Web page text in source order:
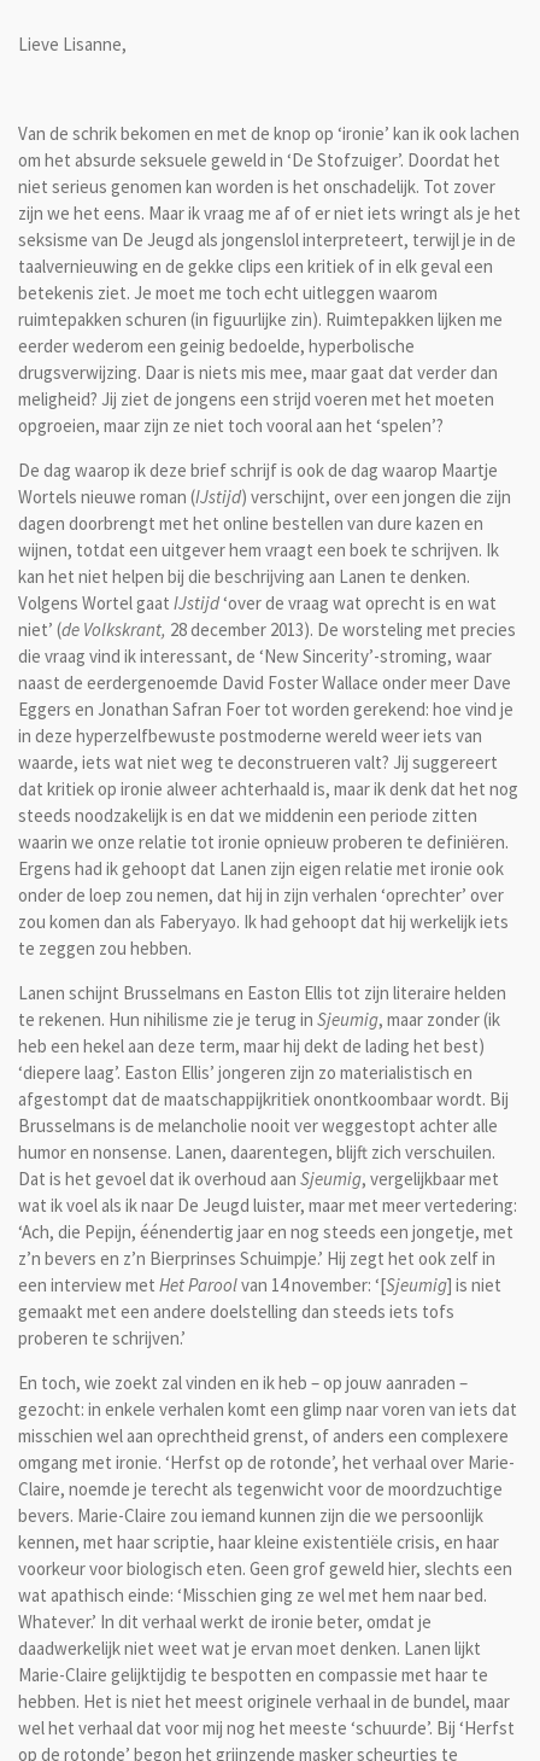
Lieve Lisanne,
Van de schrik bekomen en met de knop op ‘ironie’ kan ik ook lachen
om het absurde seksuele geweld in ‘De Stofzuiger’. Doordat het
niet serieus genomen kan worden is het onschadelijk. Tot zover
zijn we het eens. Maar ik vraag me af of er niet iets wringt als je het
seksisme van De Jeugd als jongenslol interpreteert, terwijl je in de
taalvernieuwing en de gekke clips een kritiek of in elk geval een
betekenis ziet. Je moet me toch echt uitleggen waarom
ruimtepakken schuren (in figuurlijke zin). Ruimtepakken lijken me
eerder wederom een geinig bedoelde, hyperbolische
drugsverwijzing. Daar is niets mis mee, maar gaat dat verder dan
meligheid? Jij ziet de jongens een strijd voeren met het moeten
opgroeien, maar zijn ze niet toch vooral aan het ‘spelen’?
De dag waarop ik deze brief schrijf is ook de dag waarop Maartje
Wortels nieuwe roman (IJstijd) verschijnt, over een jongen die zijn
dagen doorbrengt met het online bestellen van dure kazen en
wijnen, totdat een uitgever hem vraagt een boek te schrijven. Ik
kan het niet helpen bij die beschrijving aan Lanen te denken.
Volgens Wortel gaat IJstijd ‘over de vraag wat oprecht is en wat
niet’ (de Volkskrant, 28 december 2013). De worsteling met precies
die vraag vind ik interessant, de ‘New Sincerity’-stroming, waar
naast de eerdergenoemde David Foster Wallace onder meer Dave
Eggers en Jonathan Safran Foer tot worden gerekend: hoe vind je
in deze hyperzelfbewuste postmoderne wereld weer iets van
waarde, iets wat niet weg te deconstrueren valt? Jij suggereert
dat kritiek op ironie alweer achterhaald is, maar ik denk dat het nog
steeds noodzakelijk is en dat we middenin een periode zitten
waarin we onze relatie tot ironie opnieuw proberen te definiëren.
Ergens had ik gehoopt dat Lanen zijn eigen relatie met ironie ook
onder de loep zou nemen, dat hij in zijn verhalen ‘oprechter’ over
zou komen dan als Faberyayo. Ik had gehoopt dat hij werkelijk iets
te zeggen zou hebben.
Lanen schijnt Brusselmans en Easton Ellis tot zijn literaire helden
te rekenen. Hun nihilisme zie je terug in Sjeumig, maar zonder (ik
heb een hekel aan deze term, maar hij dekt de lading het best)
‘diepere laag’. Easton Ellis’ jongeren zijn zo materialistisch en
afgestompt dat de maatschappijkritiek onontkoombaar wordt. Bij
Brusselmans is de melancholie nooit ver weggestopt achter alle
humor en nonsense. Lanen, daarentegen, blijft zich verschuilen.
Dat is het gevoel dat ik overhoud aan Sjeumig, vergelijkbaar met
wat ik voel als ik naar De Jeugd luister, maar met meer vertedering:
‘Ach, die Pepijn, éénendertig jaar en nog steeds een jongetje, met
z’n bevers en z’n Bierprinses Schuimpje.’ Hij zegt het ook zelf in
een interview met Het Paroolvan 14 november: ‘[Sjeumig] is niet
gemaakt met een andere doelstelling dan steeds iets tofs
proberen te schrijven.’
En toch, wie zoekt zal vinden en ik heb – op jouw aanraden –
gezocht: in enkele verhalen komt een glimp naar voren van iets dat
misschien wel aan oprechtheid grenst, of anders een complexere
omgang met ironie. ‘Herfst op de rotonde’, het verhaal over Marie-
Claire, noemde je terecht als tegenwicht voor de moordzuchtige
bevers. Marie-Claire zou iemand kunnen zijn die we persoonlijk
kennen, met haar scriptie, haar kleine existentiële crisis, en haar
voorkeur voor biologisch eten. Geen grof geweld hier, slechts een
wat apathisch einde: ‘Misschien ging ze wel met hem naar bed.
Whatever.’ In dit verhaal werkt de ironie beter, omdat je
daadwerkelijk niet weet wat je ervan moet denken. Lanen lijkt
Marie-Claire gelijktijdig te bespotten en compassie met haar te
hebben. Het is niet het meest originele verhaal in de bundel, maar
wel het verhaal dat voor mij nog het meeste ‘schuurde’. Bij ‘Herfst
op de rotonde’ begon het grijnzende masker scheurtjes te